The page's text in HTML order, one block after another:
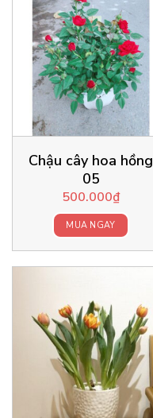
Chậu cây hoa hồng
05
500.000₫
MUA NGAY